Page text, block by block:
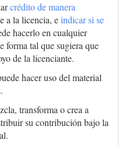
crédito de manera
a la licencia, eindicar si se
hacerlo en cualquier
forma tal que sugiera que
de la licenciante.
hacer uso del material
.
transforma o crea a
su contribución bajo la